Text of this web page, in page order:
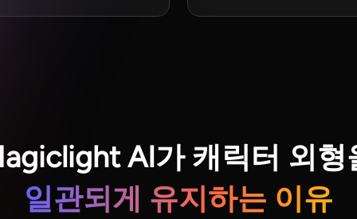
AI가 캐릭터 외형
일관되게 유지하는 이유